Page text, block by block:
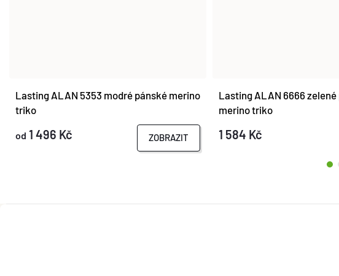
Lasting ALAN 5353 modré pánské merino
triko
od 1 496 Kč ZOBRAZIT
Lasting ALAN 6666
merino triko
1 584 Kč